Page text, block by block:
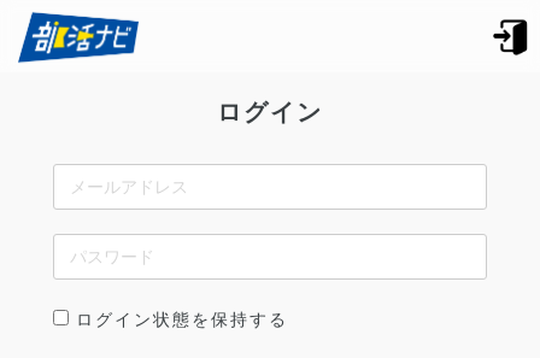
ログイン
ログイン状態を保持する